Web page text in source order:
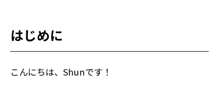
はじめに
こんにちは、Shunです！